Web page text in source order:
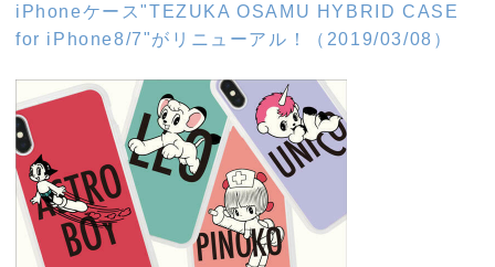
iPhoneケース"TEZUKA OSAMU HYBRID CASE
for iPhone8/7"がリニューアル！（2019/03/08）